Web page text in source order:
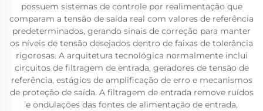
possuem sistemas de controle por realimentação que
comparam a tensão de saída real com valores de referência
predeterminados, gerando sinais de correção para manter
os níveis de tensão desejados dentro de faixas de tolerância
rigorosas. A arquitetura tecnológica normalmente inclui
circuitos de filtragem de entrada, geradores de tensão de
referência, estágios de amplificação de erro e mecanismos
de proteção de saída. A filtragem de entrada remove ruídos
e ondulações das fontes de alimentação de entrada,